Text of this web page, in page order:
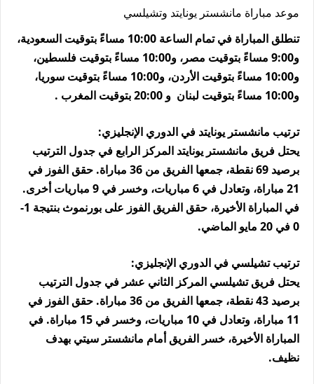
موعد مباراة مانشستر يونايتد وتشيلسي
تنطلق المباراة في تمام الساعة 10:00 مساءً بتوقيت السعودية،
و9:00 مساءً بتوقيت مصر، و10:00 مساءً بتوقيت فلسطين،
و10:00 مساءً بتوقيت الأردن، و10:00 مساءً بتوقيت سوريا،
و10:00 مساءً بتوقيت لبنان و 20:00 بتوقيت المغرب .
ترتيب مانشستر يونايتد في الدوري الإنجليزي:
يحتل فريق مانشستر يونايتد المركز الرابع في جدول الترتيب
برصيد 69 نقطة، جمعها الفريق من 36 مباراة. حقق الفوز في
21 مباراة، وتعادل في 6 مباريات، وخسر في 9 مباريات أخرى.
في المباراة الأخيرة، حقق الفريق الفوز على بورنموث بنتيجة 1-
0 في 20 مايو الماضي.
ترتيب تشيلسي في الدوري الإنجليزي:
يحتل فريق تشيلسي المركز الثاني عشر في جدول الترتيب
برصيد 43 نقطة، جمعها الفريق من 36 مباراة. حقق الفوز في
11 مباراة، وتعادل في 10 مباريات، وخسر في 15 مباراة. في
المباراة الأخيرة، خسر الفريق أمام مانشستر سيتي بهدف
نظيف.